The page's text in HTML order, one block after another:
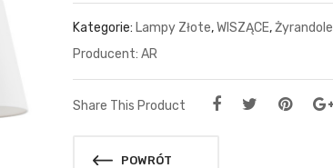
Kategorie: Lampy Złote,WISZĄCE,Żyrandole
AR
Share This Product
POWRÓT